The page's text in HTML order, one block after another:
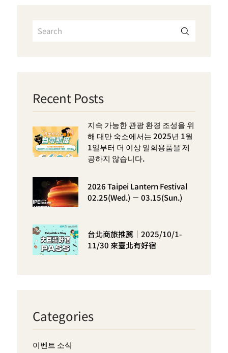
Recent Posts
지속 가능한 관광 환경 조성을 위
해 대만 숙소에서는 2025년 1월
1일부터 더 이상 일회용품을 제
공하지 않습니다.
2026 Taipei Lantern Festival
02.25(Wed.) － 03.15(Sun.)
台北商旅推薦｜2025/10/1-
11/30 來臺北有好宿
Categories
이벤트 소식